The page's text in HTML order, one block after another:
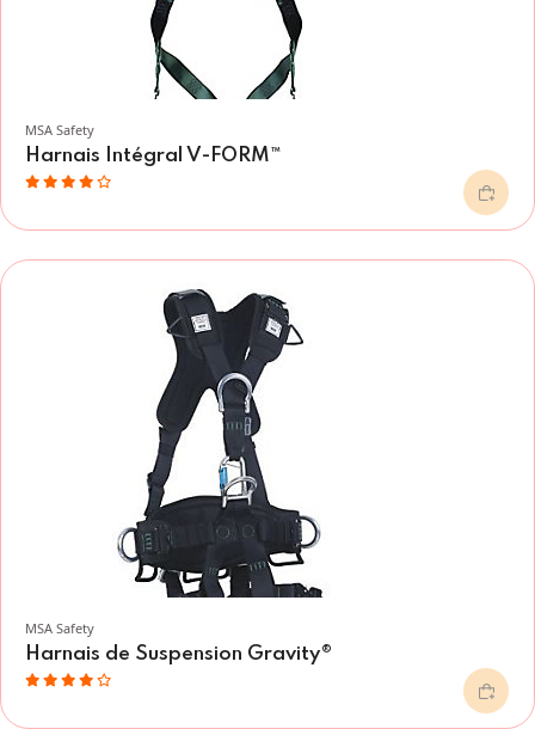
MSA Safety
Harnais Intégral V-FORM™
MSA Safety
Harnais de Suspension Gravity®